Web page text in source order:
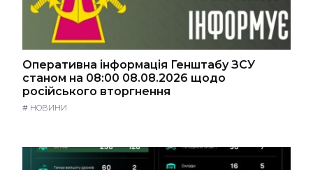
Оперативна інформація Генштабу ЗСУ
станом на 08:00 08.08.2026 щодо
російського вторгнення
# НОВИНИ